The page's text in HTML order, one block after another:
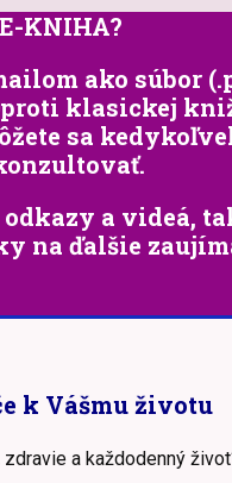
KNIHA?
ako súbor
klasickej
sa
a videá,
na ďalšie
k Vášmu životu
a každodenný